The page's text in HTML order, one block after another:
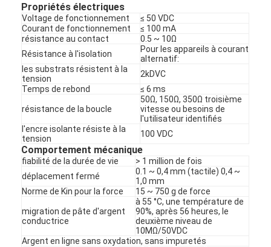
Contact à membrane capacitif
Commutateur de PCB et de membrane en caoutchouc de
Emballages à base de film protecteur et de papier traçable
Propriétés électriques
Voltage de fonctionnement
≤ 50 VDC
Courant de fonctionnement
≤ 100 mA
résistance au contact
0.5 ~ 10Ω
Résistance à l'isolation
Pour les appareils à courant
alternatif:
les substrats résistent à la
tension
2kDVC
Temps de rebond
≤ 6 ms
résistance de la boucle
50Ω, 150Ω, 350Ω troisième
vitesse ou besoins de
l'utilisateur identifiés
l'encre isolante résiste à la
tension
100 VDC
Comportement mécanique
fiabilité de la durée de vie
> 1 million de fois
déplacement fermé
0.1 ~ 0,4 mm (tactile) 0,4 ~
1,0 mm
Norme de Kin pour la force
15 ~ 750 g de force
migration de pâte d'argent
conductrice
à 55 °C, une température de
90%, après 56 heures, le
deuxième niveau de
10MΩ/50VDC
Argent en ligne sans oxydation, sans impuretés